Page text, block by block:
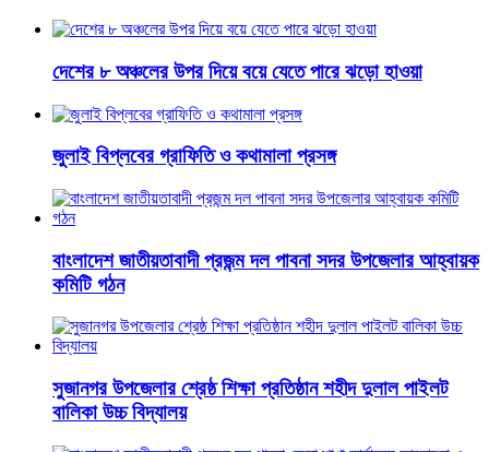
দেশের ৮ অঞ্চলের উপর দিয়ে বয়ে যেতে পারে ঝড়ো হাওয়া
জুলাই বিপ্লবের গ্রাফিতি ও কথামালা প্রসঙ্গ
বাংলাদেশ জাতীয়তাবাদী প্রজন্ম দল পাবনা সদর উপজেলার আহ্বায়ক
কমিটি গঠন
সুজানগর উপজেলার শ্রেষ্ঠ শিক্ষা প্রতিষ্ঠান শহীদ দুলাল পাইলট
বালিকা উচ্চ বিদ্যালয়